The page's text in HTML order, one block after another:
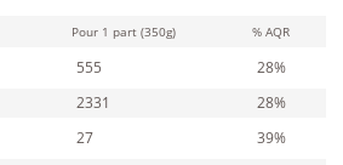
Pour 1 part (350g) % AQR
555
28%
2331
28%
27
39%